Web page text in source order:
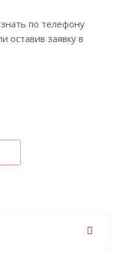
по телефону
оставив заявку в